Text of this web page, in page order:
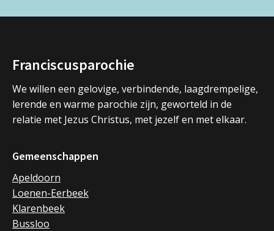
Franciscusparochie
We willen een gelovige, verbindende, laagdrempelige,
lerende en warme parochie zijn, geworteld in de
relatie met Jezus Christus, met jezelf en met elkaar.
Gemeenschappen
Apeldoorn
Loenen-Eerbeek
Klarenbeek
Bussloo